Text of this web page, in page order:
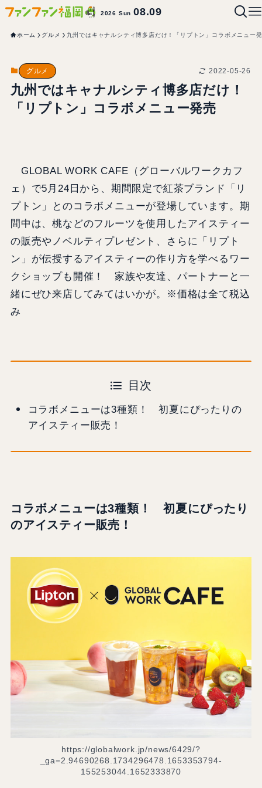
2026 Sun08.09
ホーム グルメ 九州ではキャナルシティ博多店だけ！「リプトン」コラボメニュー
グルメ 2022-05-26
九州ではキャナルシティ博多店だけ！
「リプトン」コラボメニュー発売
GLOBAL WORK CAFE（グローバルワークカフ
ェ）で5月24日から、期間限定で紅茶ブランド「リ
プトン」とのコラボメニューが登場しています。期
間中は、桃などのフルーツを使用したアイスティー
の販売やノベルティプレゼント、さらに「リプト
ン」が伝授するアイスティーの作り方を学べるワー
クショップも開催！ 家族や友達、パートナーと一
緒にぜひ来店してみてはいかが。※価格は全て税込
み
目次
コラボメニューは3種類！ 初夏にぴったりの
アイスティー販売！
コラボメニューは3種類！ 初夏にぴったり
のアイスティー販売！
https://globalwork.jp/news/6429/?
_ga=2.94690268.1734296478.1653353794-
155253044.1652333870